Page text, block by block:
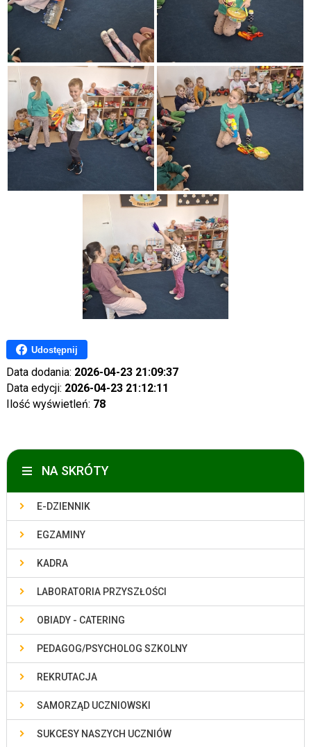
Udostępnij
Data dodania: 2026-04-23 21:09:37
Data edycji: 2026-04-23 21:12:11
Ilość wyświetleń: 78
NA SKRÓTY
E-DZIENNIK
EGZAMINY
KADRA
LABORATORIA PRZYSZŁOŚCI
OBIADY - CATERING
PEDAGOG/PSYCHOLOG SZKOLNY
REKRUTACJA
SAMORZĄD UCZNIOWSKI
SUKCESY NASZYCH UCZNIÓW